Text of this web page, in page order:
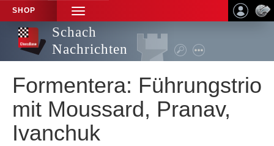
SHOP
TOGGLE
NAVIGATION
Schach
Nachrichten
Formentera: Führungstrio
mit Moussard, Pranav,
Ivanchuk